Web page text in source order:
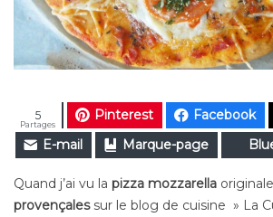
Pinterest Facebook
E-mail
Marque-page
Partages
5
Quand j’ai vu la pizza mozzarella
provençalessur le blog de cuisine » La